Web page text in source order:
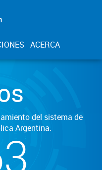
ACERCA
del sistema de
Argentina.